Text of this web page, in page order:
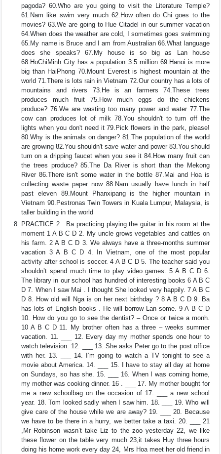
pagoda? 60.Who are you going to visit the Literature Temple?
61.Nam like swim very much 62.How often do Chi goes to the
movies? 63.We are going to Hue Citadel in our summer vacation
64.When does the weather are cold, I sometimes goes swimming
65.My name is Bruce and I am from Australian 66.What language
does she speaks? 67.My house is so big as Lan house
68.HoChiMinh City has a population 3.5 million 69.Hanoi is more
big than HaiPhong 70.Mount Everest is highest mountain at the
world 71.There is lots rain in Vietnam 72.Our country has a lots of
mountains and rivers 73.He is an farmers 74.These trees
produces much fruit 75.How much eggs do the chickens
produce? 76.We are wasting too many power and water 77.The
cow can produces lot of milk 78.You shouldn't to turn off the
lights when you don't need it 79.Pick flowers in the park, please!
80.Why is the animals on danger? 81.The population of the world
are growing 82.You shouldn't save water and power 83.You should
turn on a dripping faucet when you see it 84.How many fruit can
the trees produce? 85.The Da River is short than the Mekong
River 86.There isn't some water in the bottle 87.Mai and Hoa is
collecting waste paper now 88.Nam usually have lunch in half
past eleven 89.Mount Phanxipang is the higher mountain in
Vietnam 90.Pestronas Twin Towers in Kuala Lumpur, Malaysia, is
taller building in the world
PRACTICE 2 . Ba practicing playing the guitar in his room at the
moment 1 A B C D 2. My uncle grows vegetables and cattles on
his farm. 2 A B C D 3. We always have a three-months summer
vacation 3 A B C D 4. In Vietnam, one of the most popular
activity after school is soccer. 4 A B C D 5. The teacher said you
shouldn’t spend much time to play video games. 5 A B C D 6.
The library in our school has hundred of interesting books 6 A B C
D 7. When I saw Mai . I thought She looked very happily. 7 A B C
D 8. How old will Nga is on her next birthday ? 8 A B C D 9. Ba
has lots of English books . He will borrow Lan some. 9 A B C D
10. How do you go to see the dentist? – Once or twice a monh.
10 A B C D 11. My brother often has a three – weeks summer
vacation. 11. ___ 12. Every day my mother spends one hour to
watch television. 12. ___ 13. She asks Peter go to the post office
with her. 13. ___ 14. I’m going to watch a TV tonight to see a
movie about America. 14. ___ 15. I have to stay all day at home
on Sundays, so has she. 15. ___ 16. When I was coming home,
my mother was cooking dinner. 16 . ___ 17. My mother bought for
me a new schoolbag on the occasion of 17. ___ a new school
year. 18. Tom looked sadly when I saw him. 18. ___ 19. Who will
give care of the house while we are away? 19. ___ 20. Because
we have to be there in a hurry, we better take a taxi. 20. ___ 21
,Mr Robinson wasn’t take Liz to the zoo yesterday 22, we like
these flower on the table very much 23,it takes Huy three hours
doing his home work every day 24, Mrs Hoa meet her old friend in